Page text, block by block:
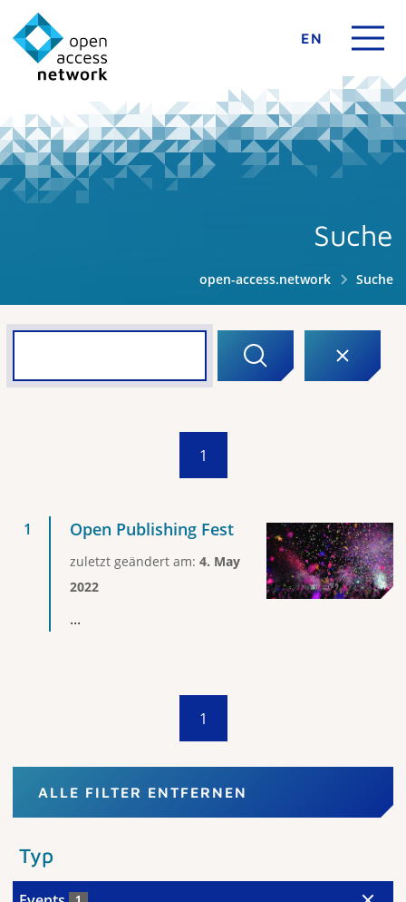
EN
Suche
open-access.network Suche
1
Open Publishing Fest
zuletzt geändert am: 4. May
2022
...
1
ALLE FILTER ENTFERNEN
Typ